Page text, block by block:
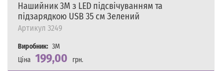
Нашийник 3M з LED підсвічуванням та
підзарядкою USB 35 см Зелений
Артикул 3249
Виробник: 3M
Ціна 199,00
грн.